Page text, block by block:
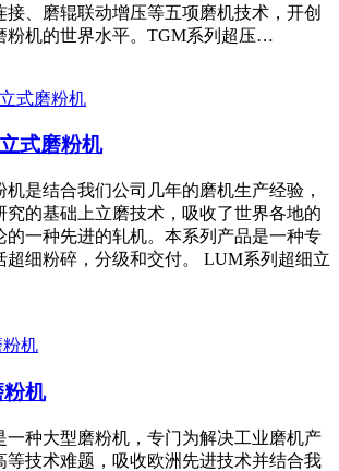
接、磨辊联动增压等五项磨机技术，开创
粉机的世界水平。TGM系列超压…
式磨粉机
机是结合我们公司几年的磨机生产经验，
究的基础上立磨技术，吸收了世界各地的
的一种先进的轧机。本系列产品是一种专
超细粉碎，分级和交付。 LUM系列超细立
机
一种大型磨粉机，专门为解决工业磨机产
等技术难题，吸收欧洲先进技术并结合我